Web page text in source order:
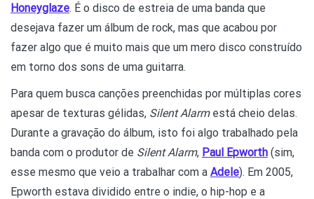
Honeyglaze. É o disco de estreia de uma banda que
desejava fazer um álbum de rock, mas que acabou por
fazer algo que é muito mais que um mero disco construído
em torno dos sons de uma guitarra.
Para quem busca canções preenchidas por múltiplas cores
apesar de texturas gélidas, Silent Alarmestá cheio delas.
Durante a gravação do álbum, isto foi algo trabalhado pela
banda com o produtor de Silent Alarm, Paul Epworth (sim,
esse mesmo que veio a trabalhar com a Adele). Em 2005,
Epworth estava dividido entre o indie, o hip-hop e a